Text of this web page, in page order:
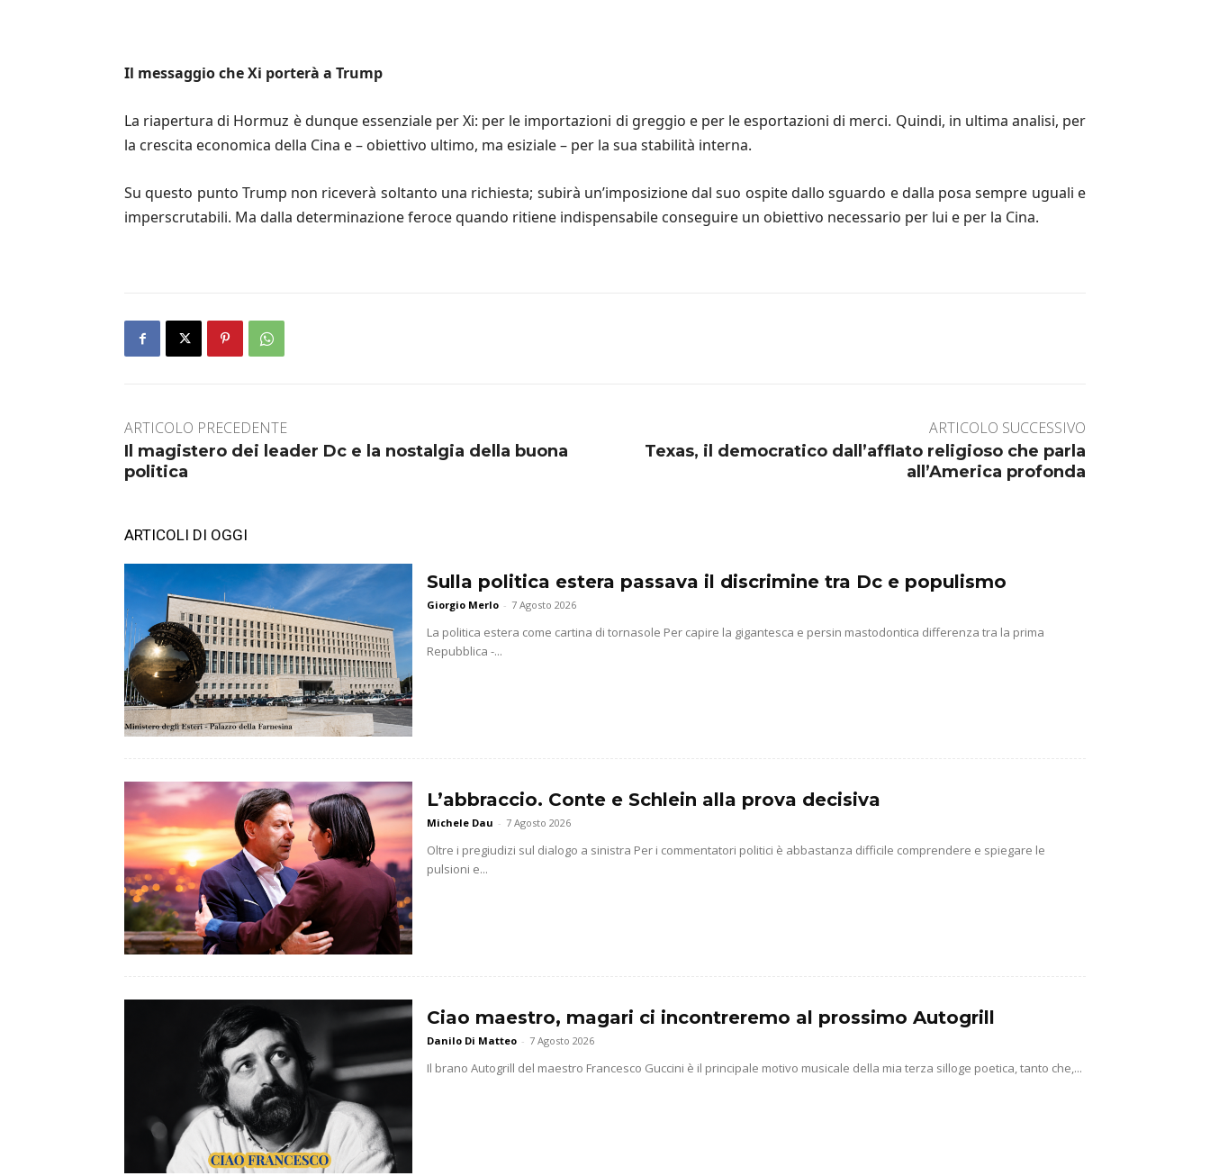
Il messaggio che Xi porterà a Trump
La riapertura di Hormuz è dunque essenziale per Xi: per le importazioni di greggio e per le esportazioni di merci. Quindi, in ultima analisi, per
la crescita economica della Cina e – obiettivo ultimo, ma esiziale – per la sua stabilità interna.
Su questo punto Trump non riceverà soltanto una richiesta; subirà un’imposizione dal suo ospite dallo sguardo e dalla posa sempre uguali e
imperscrutabili. Ma dalla determinazione feroce quando ritiene indispensabile conseguire un obiettivo necessario per lui e per la Cina.
ARTICOLO PRECEDENTE
Il magistero dei leader Dc e la nostalgia della buona
politica
ARTICOLO SUCCESSIVO
Texas, il democratico dall’afflato religioso che parla
all’America profonda
ARTICOLI DI OGGI
Sulla politica estera passava il discrimine tra Dc e populismo
Giorgio Merlo - 7 Agosto 2026
La politica estera come cartina di tornasole Per capire la gigantesca e persin mastodontica differenza tra la prima
Repubblica -...
L’abbraccio. Conte e Schlein alla prova decisiva
Michele Dau - 7 Agosto 2026
Oltre i pregiudizi sul dialogo a sinistra Per i commentatori politici è abbastanza difficile comprendere e spiegare le
pulsioni e...
Ciao maestro, magari ci incontreremo al prossimo Autogrill
Danilo Di Matteo - 7 Agosto 2026
Il brano Autogrill del maestro Francesco Guccini è il principale motivo musicale della mia terza silloge poetica, tanto che,...